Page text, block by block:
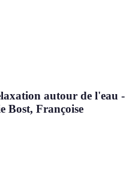
autour de l'eau -
Bost, Françoise